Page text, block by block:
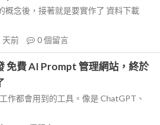
概念後，接著就是要實作了 資料下載
天前 0個留言
免費 AI Prompt 管理網站，終於
作都會用到的工具。像是 ChatGPT、